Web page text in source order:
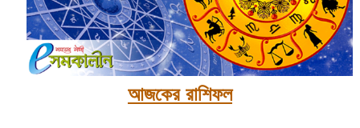
আজকের রাশিফল